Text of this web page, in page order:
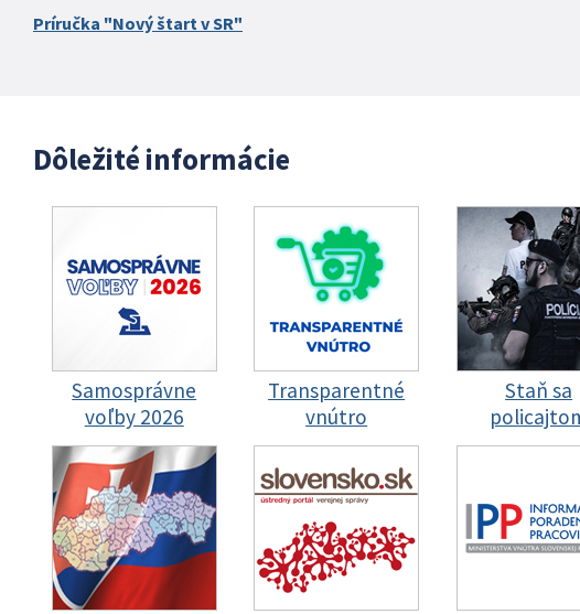
Príručka "Nový štart v SR"
Dôležité informácie
Samosprávne
voľby 2026
Transparentné
vnútro
Staň sa